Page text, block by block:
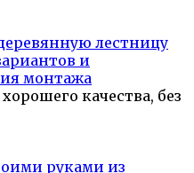
лестницу
и
монтажа
качества, без
руками из